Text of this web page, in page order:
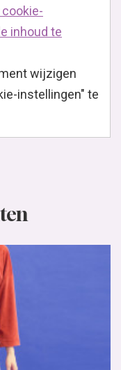
inhoud te
wijzigen
instellingen" te